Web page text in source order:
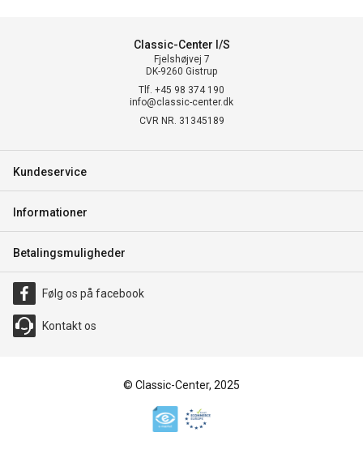
Classic-Center I/S
Fjelshøjvej 7
DK-9260 Gistrup
Tlf. +45 98 374 190
info@classic-center.dk
CVR NR. 31345189
Kundeservice
Informationer
Betalingsmuligheder
Følg os på facebook
Kontakt os
© Classic-Center, 2025